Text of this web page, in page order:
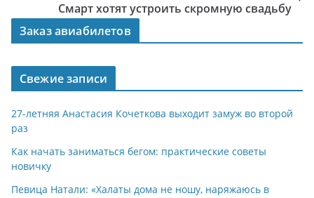
Смарт хотят устроить скромную свадьбу
Заказ авиабилетов
Свежие записи
27-летняя Анастасия Кочеткова выходит замуж во второй
раз
Как начать заниматься бегом: практические советы
новичку
Певица Натали: «Халаты дома не ношу, наряжаюсь в